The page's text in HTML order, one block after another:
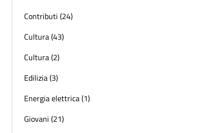
Contributi (24)
Cultura (43)
Cultura (2)
Edilizia (3)
Energia elettrica (1)
Giovani (21)